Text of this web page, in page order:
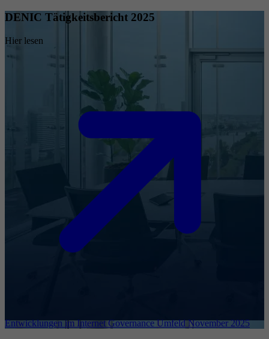
DENIC Tätigkeitsbericht 2025
Hier lesen
Entwicklungen im Internet Governance Umfeld November 2025